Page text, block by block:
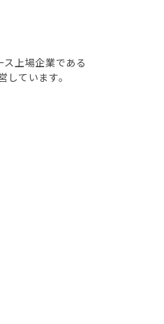
ス上場企業である
ています。